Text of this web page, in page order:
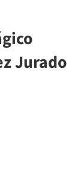
Jurado